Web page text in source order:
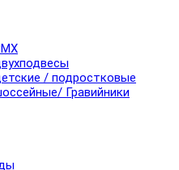
/ подростковые
Гравийники